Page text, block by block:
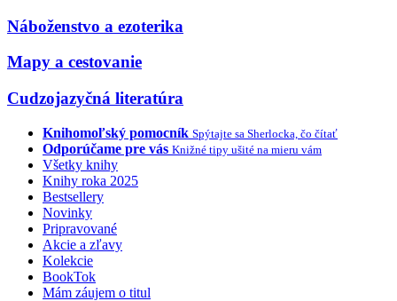
Náboženstvo a ezoterika
Mapy a cestovanie
Cudzojazyčná literatúra
Knihomoľský pomocník Spýtajte sa Sherlocka, čo čítať
Odporúčame pre vás Knižné tipy ušité na mieru vám
Všetky knihy
Knihy roka 2025
Bestsellery
Novinky
Pripravované
Akcie a zľavy
Kolekcie
BookTok
Mám záujem o titul